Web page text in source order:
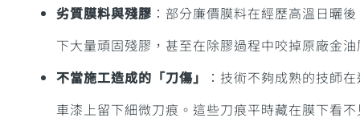
劣質膜料與殘膠 ：部分廉價膜料在經歷高溫日曬
下大量頑固殘膠，甚至在除膠過程中咬掉原廠金
不當施工造成的「刀傷」
：技術不夠成熟的技師
車漆上留下細微刀痕 。這些刀痕平時藏在膜下看